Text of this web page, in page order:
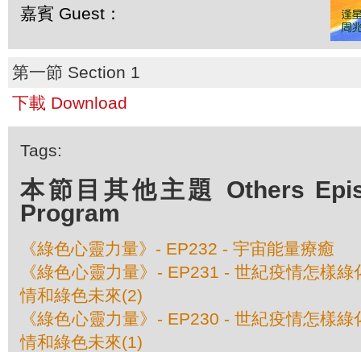
嘉賓 Guest：
第一節 Section 1
下載 Download
Tags:
本節目其他主題 Others
Program
《綠色心靈力量》- EP232 - 宇宙能量療癒
《綠色心靈力量》- EP231 - 世紀疫情怎樣
情和綠色未來(2)
《綠色心靈力量》- EP230 - 世紀疫情怎樣
情和綠色未來(1)